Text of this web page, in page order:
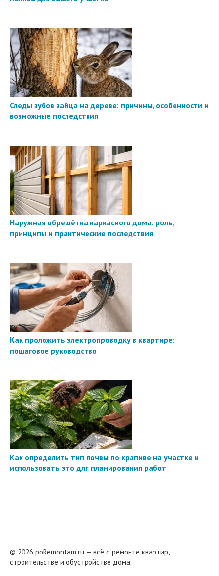
Следы зубов зайца на дереве: причины, особенности и
возможные последствия
Наружная обрешётка каркасного дома: роль,
принципы и практические последствия
Как проложить электропроводку в квартире:
пошаговое руководство
Как определить тип почвы по крапиве на участке и
использовать это для планирования работ
© 2026 poRemontam.ru — всё о ремонте квартир,
строительстве и обустройстве дома.